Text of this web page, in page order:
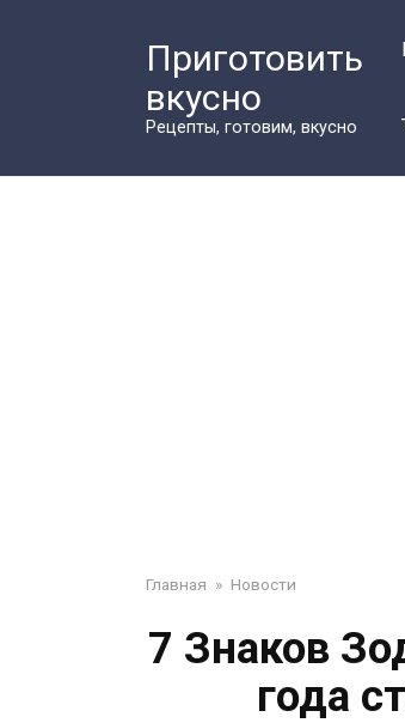
Приготовить
вкусно
Рецепты, готовим, вкусно
Главная » Новости
7 Знаков
года